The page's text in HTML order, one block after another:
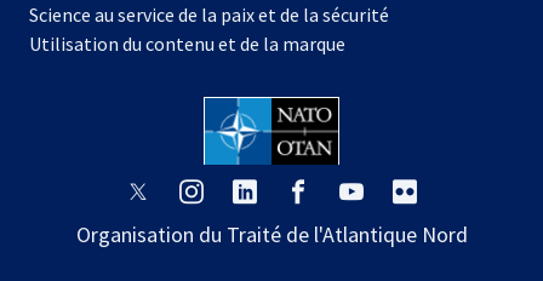
nouvel
onglet
Science au service de la paix et de la sécurité
Utilisation du contenu et de la marque
s’ouvre
un
s’ouvre
un
s’ouvre
un
s’ouvre
un
s’ouvre
un
un
Organisation du Traité de l'Atlantique Nord